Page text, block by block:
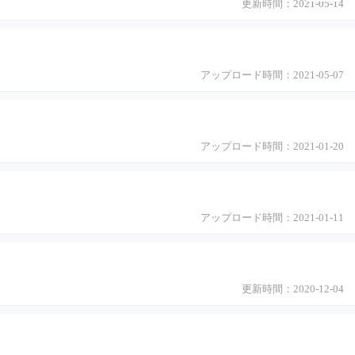
更新時間：2021-05-14
アップロード時間：2021-05-07
アップロード時間：2021-01-20
アップロード時間：2021-01-11
更新時間：2020-12-04